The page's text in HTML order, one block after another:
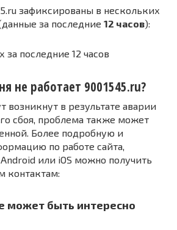
зафиксированы в нескольких
за последние 12 часов):
за последние 12 часов
не работает 9001545.ru?
в результате аварии
сбоя, проблема также может
Более подробную и
по работе сайта,
или iOS можно получить
контактам:
может быть интересно